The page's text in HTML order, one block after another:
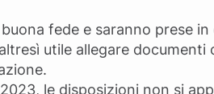
fede e saranno prese
utile allegare
le disposizioni non si